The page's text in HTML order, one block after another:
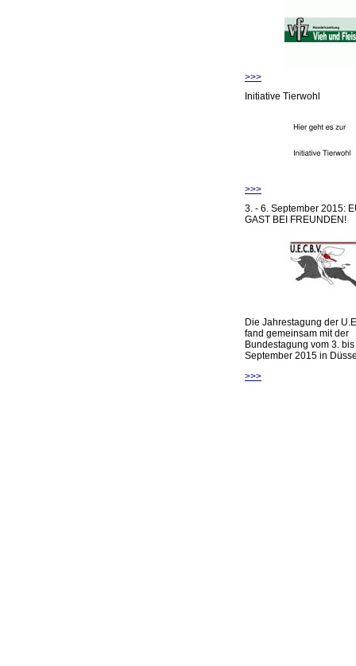
>>>
Initiative Tierwohl
>>>
3. - 6. September 2015:
GAST BEI FREUNDEN!
Die Jahrestagung der
fand gemeinsam mit der
Bundestagung vom 3. bis
September 2015 in
>>>